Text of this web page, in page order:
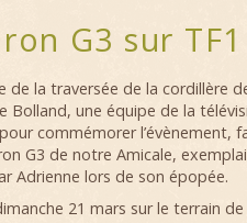
G3 sur TF1
de la traversée de la cordillère
Bolland, une équipe de la
commémorer l’évènement,
G3 de notre Amicale,
Adrienne lors de son épopée.
21 mars sur le terrain